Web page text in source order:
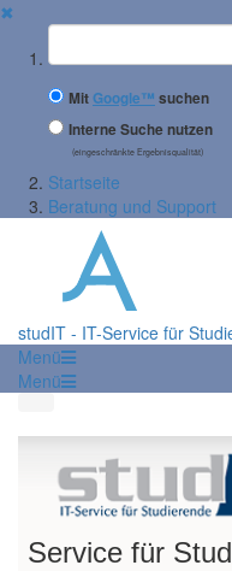
✖
Suchbegriff
MitGoogle™ suchen
Interne Suche nutzen
(eingeschränkte Ergebnisqualität)
Startseite
Beratung und Support
studIT - IT-Service für
Menü
Menü